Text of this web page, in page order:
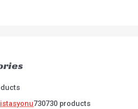
730730 products